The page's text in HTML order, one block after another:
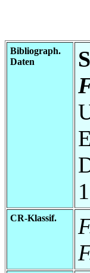
Bibliograph.
Daten
CR-Klassif.